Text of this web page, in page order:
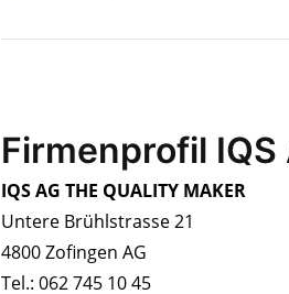
Firmenprofil IQS
IQS AG THE QUALITY MAKER
Untere Brühlstrasse 21
4800 Zofingen AG
Tel.: 062 745 10 45